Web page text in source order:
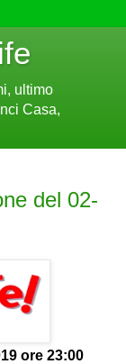
ultimo
Casa,
del 02-
ore 23:00